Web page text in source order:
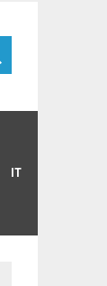
IT